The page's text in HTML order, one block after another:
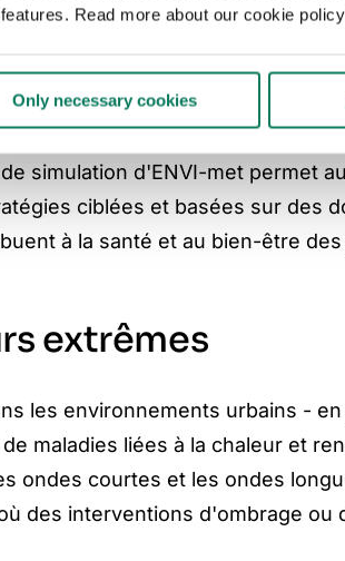
Read more about our cookie
Only necessary cookies
met
santé et
simulation d'ENVI-met permet
ciblées et basées sur des
à la santé et au bien-être
extrêmes
les environnements urbains -
maladies liées à la chaleur et
ondes courtes et les ondes
des interventions d'ombrage ou